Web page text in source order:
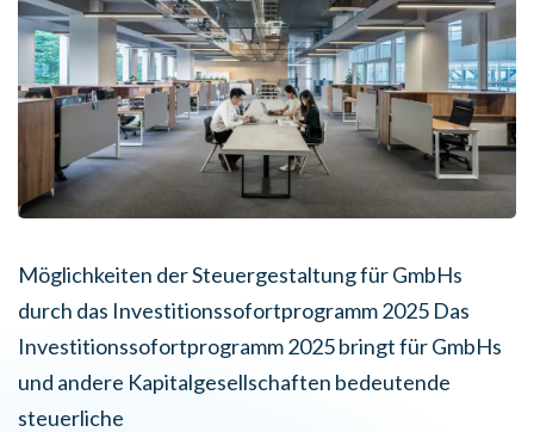
Möglichkeiten der Steuergestaltung für GmbHs
durch das Investitionssofortprogramm 2025 Das
Investitionssofortprogramm 2025 bringt für GmbHs
und andere Kapitalgesellschaften bedeutende
steuerliche